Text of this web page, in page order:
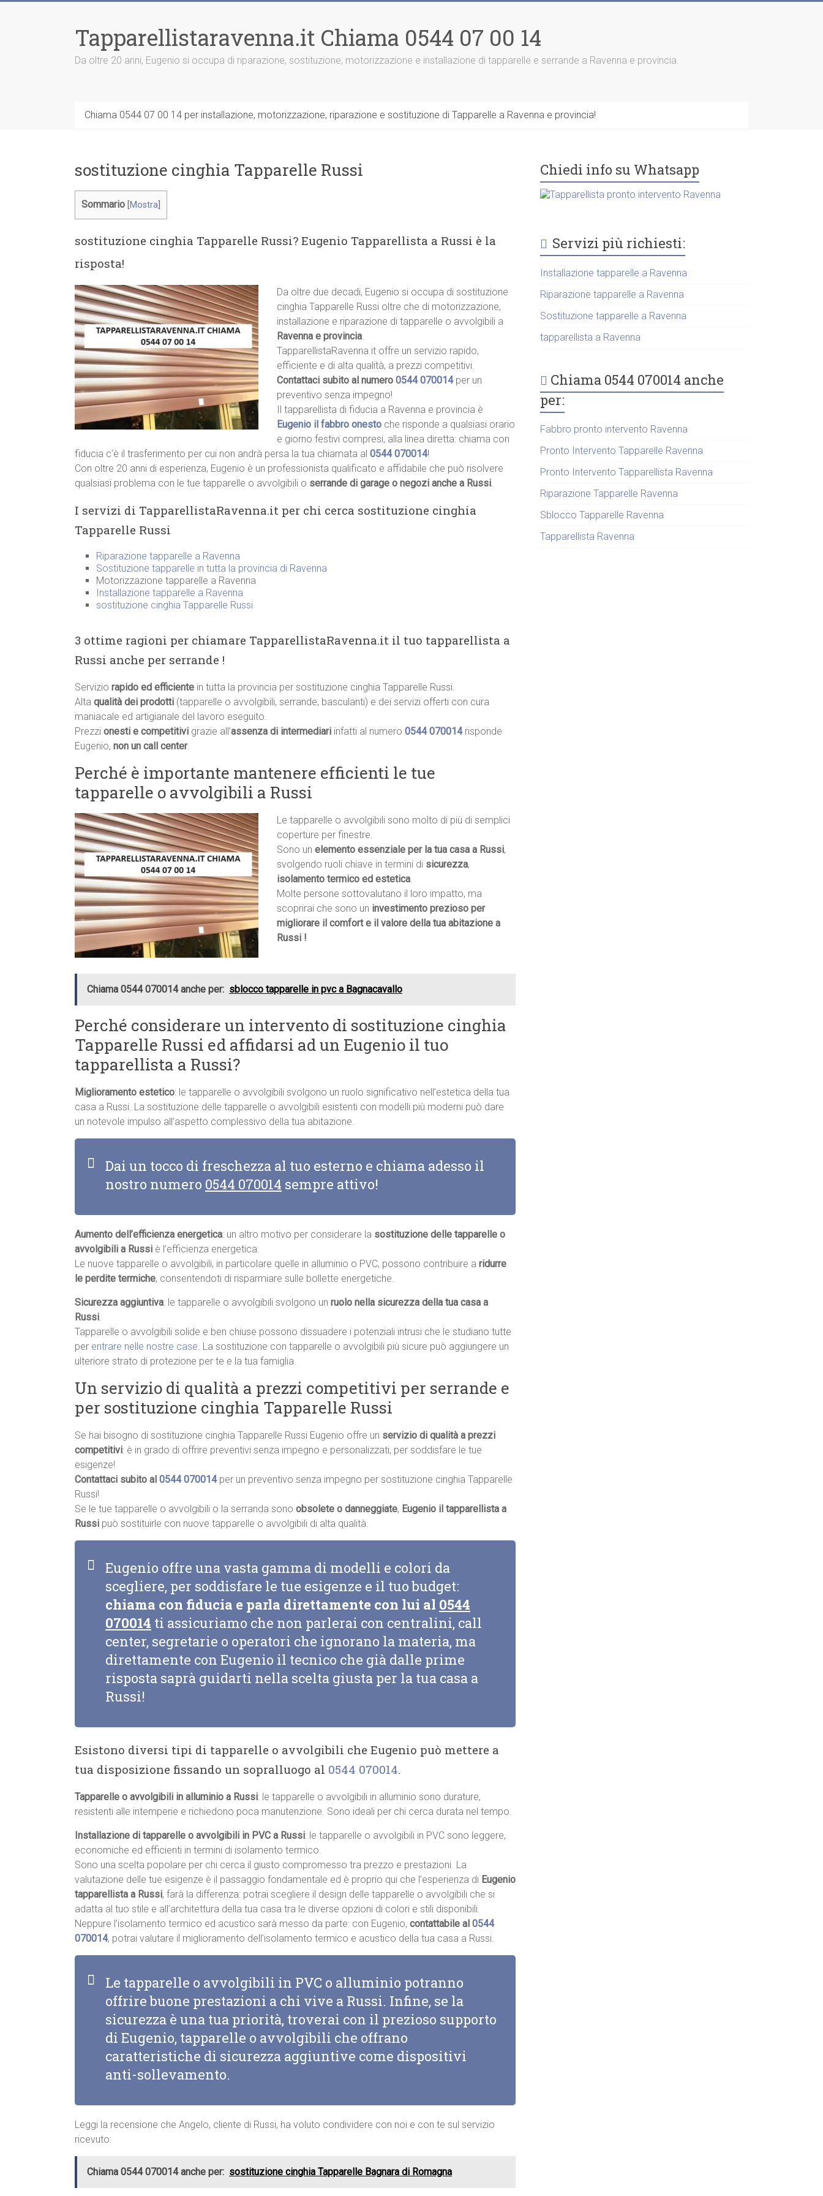
Tapparellistaravenna.it Chiama 0544 07 00 14
Da oltre 20 anni, Eugenio si occupa di riparazione, sostituzione, motorizzazione e installazione di tapparelle e serrande a Ravenna e provincia.
Chiama 0544 07 00 14 per installazione, motorizzazione, riparazione e sostituzione di Tapparelle a Ravenna e provincia!
sostituzione cinghia Tapparelle Russi
Sommario Mostra
sostituzione cinghia Tapparelle Russi? Eugenio Tapparellista a Russi è la
risposta!
Da oltre due decadi, Eugenio si occupa di sostituzione
cinghia Tapparelle Russi oltre che di motorizzazione,
installazione e riparazione di tapparelle o avvolgibili a
Ravenna e provincia.
TapparellistaRavenna.it offre un servizio rapido,
efficiente e di alta qualità, a prezzi competitivi.
Contattaci subito al numero 0544 070014per un
preventivo senza impegno!
Il tapparellista di fiducia a Ravenna e provincia è
Eugenio il fabbro onesto che risponde a qualsiasi orario
e giorno festivi compresi, alla linea diretta: chiama con
fiducia c’è il trasferimento per cui non andrà persa la tua chiamata al 0544 070014!
Con oltre 20 anni di esperienza, Eugenio è un professionista qualificato e affidabile che può risolvere
qualsiasi problema con le tue tapparelle o avvolgibili o serrande di garage o negozi anche a Russi.
I servizi di TapparellistaRavenna.it per chi cerca sostituzione cinghia
Tapparelle Russi
Riparazione tapparelle a Ravenna
Sostituzione tapparelle in tutta la provincia di Ravenna
Motorizzazione tapparelle a Ravenna
Installazione tapparelle a Ravenna
sostituzione cinghia Tapparelle Russi
3 ottime ragioni per chiamare TapparellistaRavenna.it il tuo tapparellista a
Russi anche per serrande !
Servizio rapido ed efficiente in tutta la provincia per sostituzione cinghia Tapparelle Russi.
Alta qualità dei prodotti (tapparelle o avvolgibili, serrande, basculanti) e dei servizi offerti con cura
maniacale ed artigianale del lavoro eseguito.
Prezzi onesti e competitivi grazie all’assenza di intermediari infatti al numero 0544 070014 risponde
Eugenio, non un call center.
Perché è importante mantenere efficienti le tue
tapparelle o avvolgibili a Russi
Le tapparelle o avvolgibili sono molto di più di semplici
coperture per finestre.
Sono un elemento essenziale per la tua casa a Russi,
svolgendo ruoli chiave in termini di sicurezza,
isolamento termico ed estetica.
Molte persone sottovalutano il loro impatto, ma
scoprirai che sono un investimento prezioso per
migliorare il comfort e il valore della tua abitazione a
Russi !
Chiama 0544 070014 anche per: sblocco tapparelle in pvc a Bagnacavallo
Perché considerare un intervento di sostituzione cinghia
Tapparelle Russi ed affidarsi ad un Eugenio il tuo
tapparellista a Russi?
Miglioramento estetico: le tapparelle o avvolgibili svolgono un ruolo significativo nell’estetica della tua
casa a Russi. La sostituzione delle tapparelle o avvolgibili esistenti con modelli più moderni può dare
un notevole impulso all’aspetto complessivo della tua abitazione.
Dai un tocco di freschezza al tuo esterno e chiama adesso il
nostro numero 0544 070014 sempre attivo!
Aumento dell’efficienza energetica: un altro motivo per considerare la sostituzione delle tapparelle o
avvolgibili a Russi è l’efficienza energetica.
Le nuove tapparelle o avvolgibili, in particolare quelle in alluminio o PVC, possono contribuire a ridurre
le perdite termiche, consentendoti di risparmiare sulle bollette energetiche.
Sicurezza aggiuntiva: le tapparelle o avvolgibili svolgono un ruolo nella sicurezza della tua casa a
Russi.
Tapparelle o avvolgibili solide e ben chiuse possono dissuadere i potenziali intrusi che le studiano tutte
per entrare nelle nostre case. La sostituzione con tapparelle o avvolgibili più sicure può aggiungere un
ulteriore strato di protezione per te e la tua famiglia.
Un servizio di qualità a prezzi competitivi per serrande e
per sostituzione cinghia Tapparelle Russi
Se hai bisogno di sostituzione cinghia Tapparelle Russi Eugenio offre un servizio di qualità a prezzi
competitivi: è in grado di offrire preventivi senza impegno e personalizzati, per soddisfare le tue
esigenze!
Contattaci subito al 0544 070014 per un preventivo senza impegno per sostituzione cinghia Tapparelle
Russi!
Se le tue tapparelle o avvolgibili o la serranda sono obsolete o danneggiate, Eugenio il tapparellista a
Russi può sostituirle con nuove tapparelle o avvolgibili di alta qualità.
Eugenio offre una vasta gamma di modelli e colori da
scegliere, per soddisfare le tue esigenze e il tuo budget:
chiama con fiducia e parla direttamente con lui al 0544
070014 ti assicuriamo che non parlerai con centralini, call
center, segretarie o operatori che ignorano la materia, ma
direttamente con Eugenio il tecnico che già dalle prime
risposta saprà guidarti nella scelta giusta per la tua casa a
Russi!
Esistono diversi tipi di tapparelle o avvolgibili che Eugenio può mettere a
tua disposizione fissando un sopralluogo al 0544 070014.
Tapparelle o avvolgibili in alluminio a Russi: le tapparelle o avvolgibili in alluminio sono durature,
resistenti alle intemperie e richiedono poca manutenzione. Sono ideali per chi cerca durata nel tempo.
Installazione di tapparelle o avvolgibili in PVC a Russi: le tapparelle o avvolgibili in PVC sono leggere,
economiche ed efficienti in termini di isolamento termico.
Sono una scelta popolare per chi cerca il giusto compromesso tra prezzo e prestazioni. La
valutazione delle tue esigenze è il passaggio fondamentale ed è proprio qui che l’esperienza di Eugenio
tapparellista a Russi, farà la differenza: potrai scegliere il design delle tapparelle o avvolgibili che si
adatta al tuo stile e all’architettura della tua casa tra le diverse opzioni di colori e stili disponibili.
Neppure l’isolamento termico ed acustico sarà messo da parte: con Eugenio, contattabile al 0544
070014, potrai valutare il miglioramento dell’isolamento termico e acustico della tua casa a Russi.
Le tapparelle o avvolgibili in PVC o alluminio potranno
offrire buone prestazioni a chi vive a Russi. Infine, se la
sicurezza è una tua priorità, troverai con il prezioso supporto
di Eugenio, tapparelle o avvolgibili che offrano
caratteristiche di sicurezza aggiuntive come dispositivi
anti-sollevamento.
Leggi la recensione che Angelo, cliente di Russi, ha voluto condividere con noi e con te sul servizio
ricevuto:
Chiama 0544 070014 anche per: sostituzione cinghia Tapparelle Bagnara di Romagna
Chiedi info su Whatsapp
Servizi più richiesti:
Installazione tapparelle a Ravenna
Riparazione tapparelle a Ravenna
Sostituzione tapparelle a Ravenna
tapparellista a Ravenna
Chiama 0544 070014 anche
per:
Fabbro pronto intervento Ravenna
Pronto Intervento Tapparelle Ravenna
Pronto Intervento Tapparellista Ravenna
Riparazione Tapparelle Ravenna
Sblocco Tapparelle Ravenna
Tapparellista Ravenna